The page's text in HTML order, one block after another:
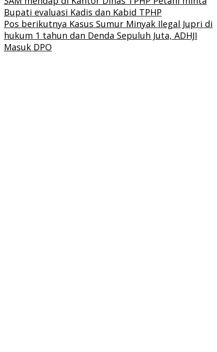
Bupati evaluasi Kadis dan Kabid TPHP
Pos berikutnya Kasus Sumur Minyak Ilegal Jupri di
hukum 1 tahun dan Denda Sepuluh Juta, ADHJI
Masuk DPO